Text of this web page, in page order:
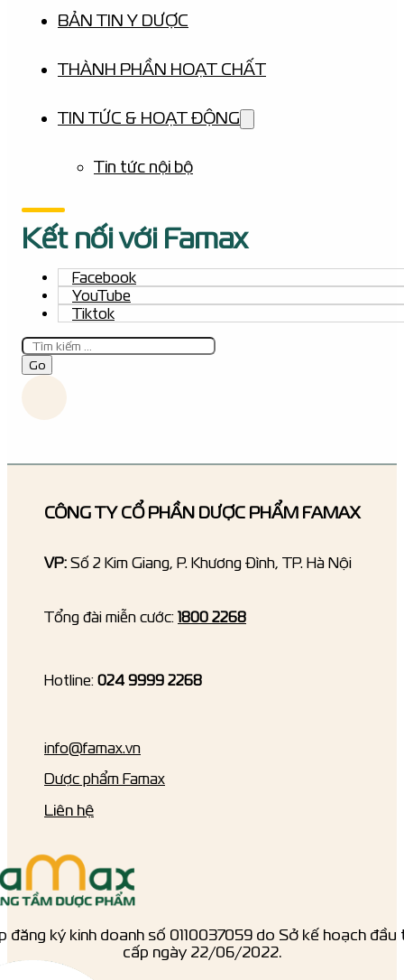
BẢN TIN Y DƯỢC
THÀNH PHẦN HOẠT CHẤT
TIN TỨC & HOẠT ĐỘNG
Tin tức nội bộ
Kết nối với Famax
Facebook
YouTube
Tiktok
Tìm
kiếm
Go
đăng ký kinh doanh số ‎0110037059 do Sở kế hoạch đầu
cấp ngày 22/06/2022.
CÔNG TY CỔ PHẦN DƯỢC PHẨM FAMAX
VP: Số 2 Kim Giang, P. Khương Đình, TP. Hà Nội
Tổng đài miễn cước: 1800 2268
Hotline: 024 9999 2268
info@famax.vn
Dược phẩm Famax
Liên hệ